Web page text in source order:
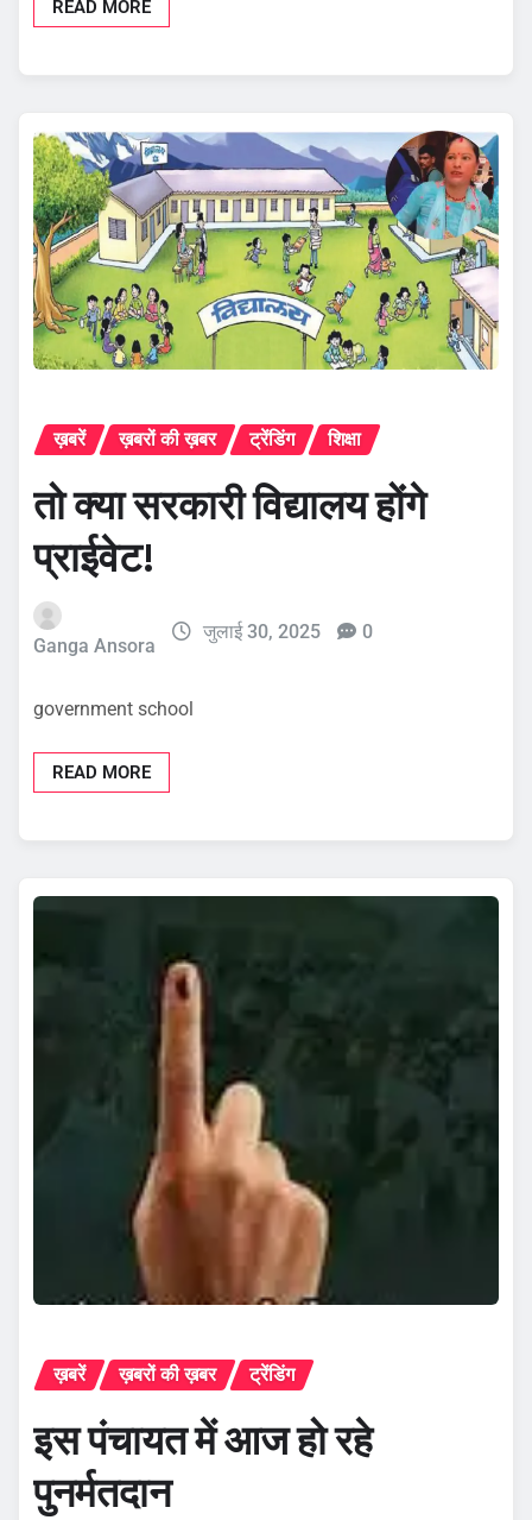
READ MORE
ख़बरें ख़बरों की ख़बर ट्रेंडिंग शिक्षा
तो क्या सरकारी विद्यालय होंगे
प्राईवेट!
Ganga Ansora
जुलाई 30, 2025 0
government school
READ MORE
ख़बरें ख़बरों की ख़बर ट्रेंडिंग
इस पंचायत में आज हो रहे
पुनर्मतदान